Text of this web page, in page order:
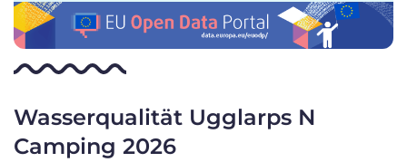
Wasserqualität Ugglarps N
Camping 2026